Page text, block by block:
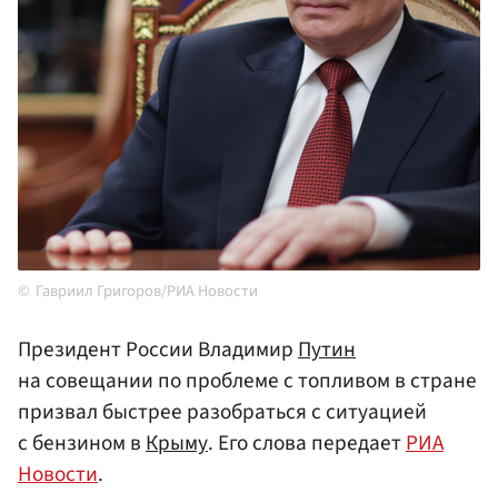
Гавриил Григоров/РИА Новости
Президент России ВладимирПутин
на совещании по проблеме с топливом в стране
призвал быстрее разобраться с ситуацией
с бензином вКрыму. Его слова передаетРИА
Новости.